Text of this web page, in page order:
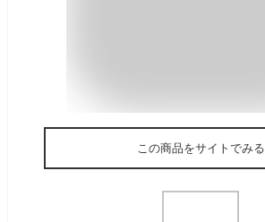
この商品をサイトでみる